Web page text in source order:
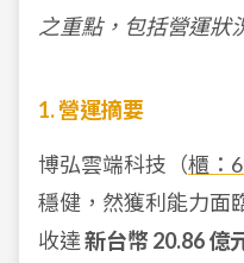
之重點，包括營運狀
1. 營運摘要
博弘雲端科技（櫃：
穩健，然獲利能力面
收達新台幣 20.86 億